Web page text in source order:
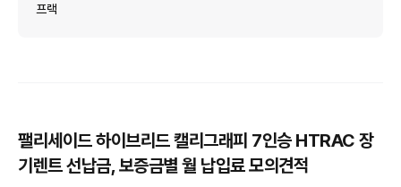
프랙
팰리세이드 하이브리드 캘리그래피 7인승 HTRAC 장
기렌트 선납금, 보증금별 월 납입료 모의견적